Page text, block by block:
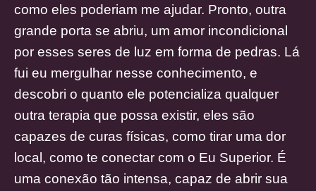
como eles poderiam me ajudar. Pronto, outra
grande porta se abriu, um amor incondicional
por esses seres de luz em forma de pedras. Lá
fui eu mergulhar nesse conhecimento, e
descobri o quanto ele potencializa qualquer
outra terapia que possa existir, eles são
capazes de curas físicas, como tirar uma dor
local, como te conectar com o Eu Superior. É
uma conexão tão intensa, capaz de abrir sua